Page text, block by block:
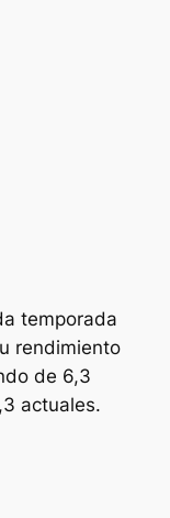
temporada
rendimiento
de 6,3
actuales.